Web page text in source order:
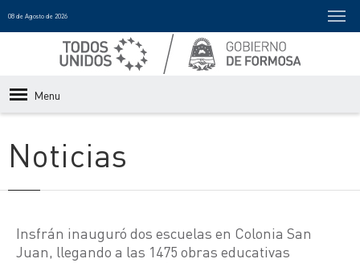
08 de Agosto de 2026
Menu
Noticias
Insfrán inauguró dos escuelas en Colonia San
Juan, llegando a las 1475 obras educativas